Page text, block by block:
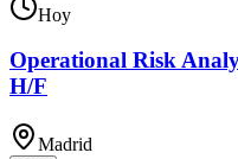
Hoy
Operational Risk
H/F
Madrid